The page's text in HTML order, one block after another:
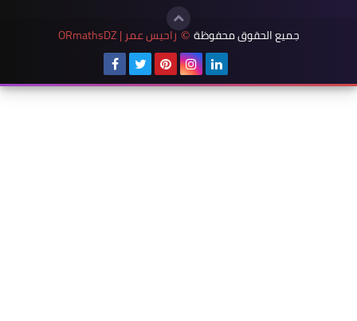
جميع الحقوق محفوظة © راحيس عمر | ORmathsDZ